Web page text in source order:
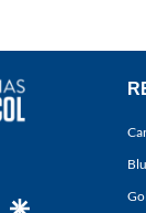
whatsapp
google